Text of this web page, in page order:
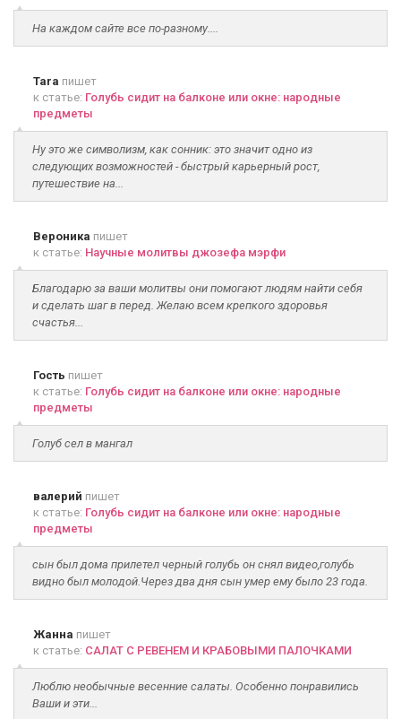
На каждом сайте все по-разному....
Tara пишет
к статье: Голубь сидит на балконе или окне: народные
предметы
Ну это же символизм, как сонник: это значит одно из
следующих возможностей - быстрый карьерный рост,
путешествие на...
Вероника пишет
к статье: Научные молитвы джозефа мэрфи
Благодарю за ваши молитвы они помогают людям найти себя
и сделать шаг в перед. Желаю всем крепкого здоровья
счастья...
Гость пишет
к статье: Голубь сидит на балконе или окне: народные
предметы
Голуб сел в мангал
валерий пишет
к статье: Голубь сидит на балконе или окне: народные
предметы
сын был дома прилетел черный голубь он снял видео,голубь
видно был молодой.Через два дня сын умер ему было 23 года.
Жанна пишет
к статье: САЛАТ С РЕВЕНЕМ И КРАБОВЫМИ ПАЛОЧКАМИ
Люблю необычные весенние салаты. Особенно понравились
Ваши и эти...